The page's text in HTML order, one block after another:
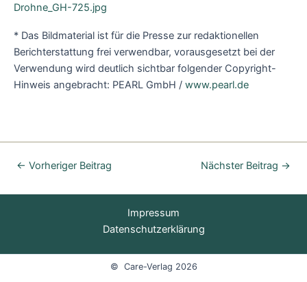
Drohne_GH-725.jpg
* Das Bildmaterial ist für die Presse zur redaktionellen
Berichterstattung frei verwendbar, vorausgesetzt bei der
Verwendung wird deutlich sichtbar folgender Copyright-
Hinweis angebracht: PEARL GmbH / www.pearl.de
← Vorheriger Beitrag Nächster Beitrag →
Impressum
Datenschutzerklärung
© Care-Verlag 2026